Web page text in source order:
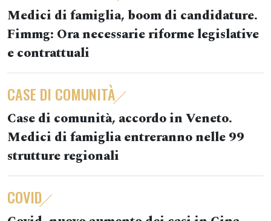
Medici di famiglia, boom di candidature.
Fimmg: Ora necessarie riforme legislative
e contrattuali
CASE DI COMUNITÀ
Case di comunità, accordo in Veneto.
Medici di famiglia entreranno nelle 99
strutture regionali
COVID